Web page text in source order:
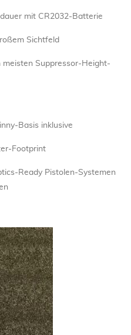
mit CR2032-Batterie
Sichtfeld
Suppressor-Height-
Basis inklusive
Footprint
Ready Pistolen-Systemen